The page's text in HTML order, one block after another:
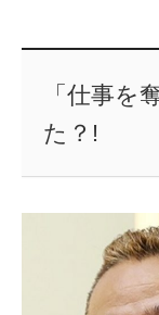
「仕事を
た？!